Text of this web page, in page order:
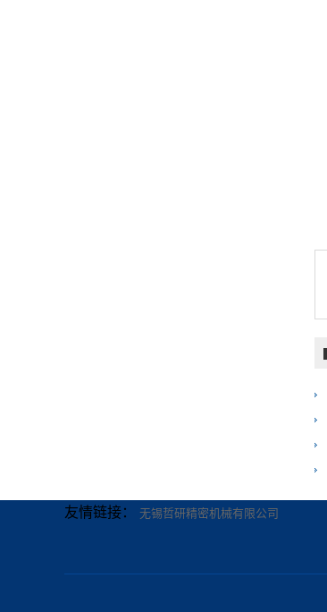
友情链接： 无锡哲研精密机械有限公司